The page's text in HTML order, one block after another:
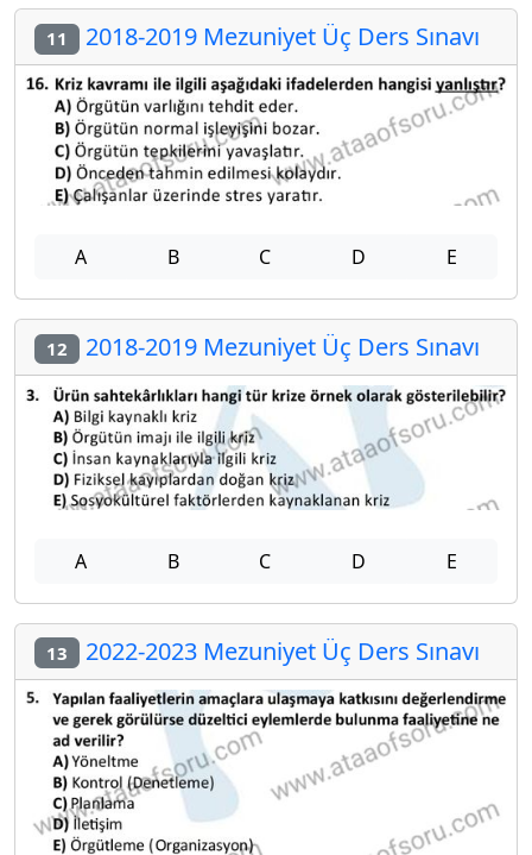
11 2018-2019 Mezuniyet Üç Ders Sınavı
A B C D E
12 2018-2019 Mezuniyet Üç Ders Sınavı
A B C D E
13 2022-2023 Mezuniyet Üç Ders Sınavı